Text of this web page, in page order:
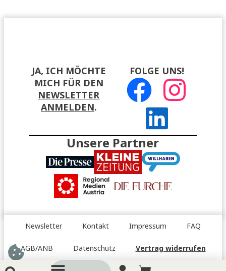
JA, ICH MÖCHTE
MICH FÜR DEN
NEWSLETTER
ANMELDEN.
FOLGE UNS!
Unsere Partner
Newsletter Kontakt Impressum FAQ
AGB/ANB Datenschutz Vertrag widerrufen